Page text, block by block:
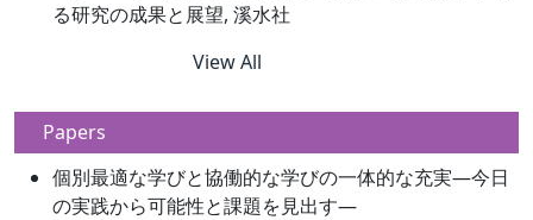
る研究の成果と展望, 溪水社
View All
Papers
個別最適な学びと協働的な学びの一体的な充実―今日
の実践から可能性と課題を見出す―